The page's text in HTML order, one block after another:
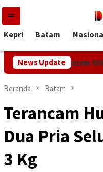
Loncat
konten
Kepri Batam
News Update
McDermott Tanam 400
Beranda Batam
Terancam
Dua Pria
3 Kg